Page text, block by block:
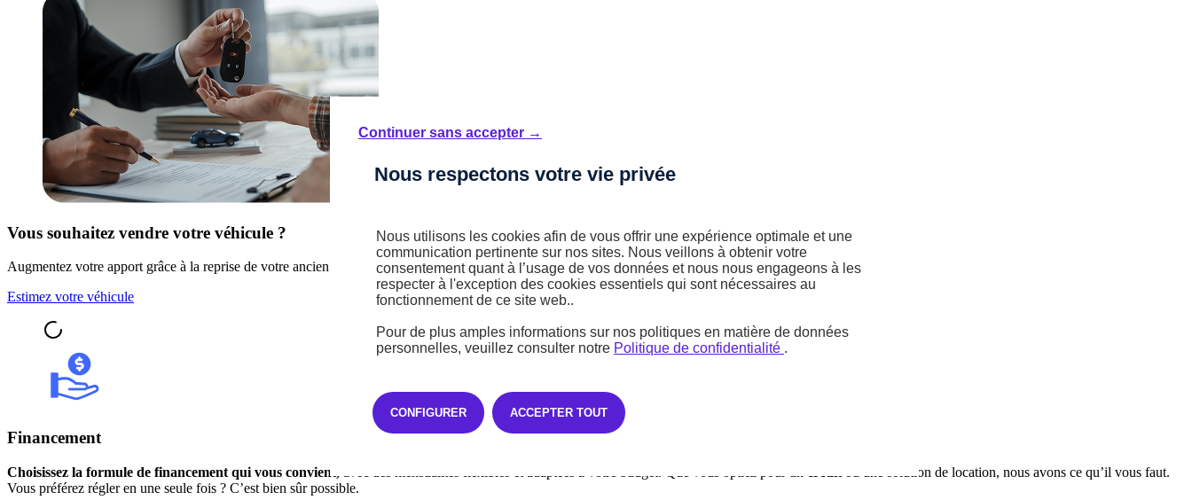
Vous souhaitez vendre votre véhicule ?
Augmentez votre apport grâce à la reprise de votre ancien véhicule auprès d’un professionnel de l’automobile.
Estimez votre véhicule
Financement
Choisissez la formule de financement qui vous convient,
ou une solution de location, nous avons ce qu’il vous faut.
Vous préférez régler en une seule fois ? C’est bien sûr possible.
Continuer sans accepter →
Nous respectons votre vie privée
Nous utilisons les cookies afin de vous offrir une expérience optimale et une
communication pertinente sur nos sites. Nous veillons à obtenir votre
consentement quant à l’usage de vos données et nous nous engageons à les
respecter à l'exception des cookies essentiels qui sont nécessaires au
fonctionnement de ce site web..
Pour de plus amples informations sur nos politiques en matière de données
personnelles, veuillez consulter notre Politique de confidentialité .
CONFIGURER ACCEPTER TOUT